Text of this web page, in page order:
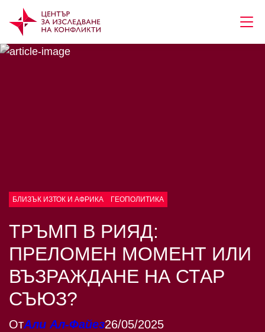
БЛИЗЪК ИЗТОК И АФРИКА ГЕОПОЛИТИКА
ТРЪМП В РИЯД:
ПРЕЛОМЕН МОМЕНТ ИЛИ
ВЪЗРАЖДАНЕ НА СТАР
СЪЮЗ?
ОтАли Aл-Файез26/05/2025